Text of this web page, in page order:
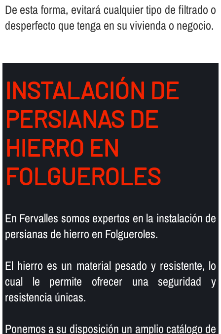
De esta forma, evitará cualquier tipo de filtrado o
desperfecto que tenga en su vivienda o negocio.
INSTALACIÓN DE
PERSIANAS DE
HIERRO EN
FOLGUEROLES
En Fervalles somos expertos en la instalación de
persianas de hierro en Folgueroles.
El hierro es un material pesado y resistente, lo
cual le permite ofrecer una seguridad y
resistencia únicas.
Ponemos a su disposición un amplio catálogo de